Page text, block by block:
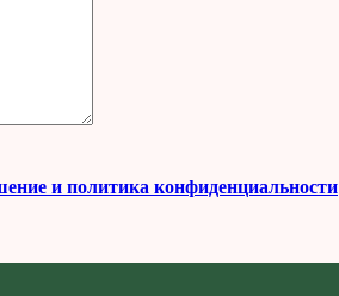
и политика конфиденциальности